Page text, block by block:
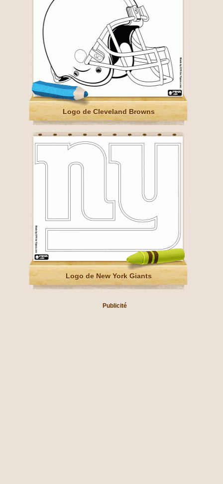
Logo de Cleveland Browns
Logo de New York Giants
Publicité